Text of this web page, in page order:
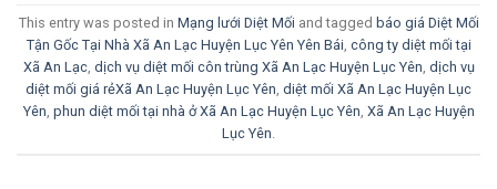
This entry was posted in Mạng lưới Diệt Mối and tagged báo giá Diệt Mối
Tận Gốc Tại Nhà Xã An Lạc Huyện Lục Yên Yên Bái, công ty diệt mối tại
Xã An Lạc, dịch vụ diệt mối côn trùng Xã An Lạc Huyện Lục Yên, dịch vụ
diệt mối giá rẻXã An Lạc Huyện Lục Yên, diệt mối Xã An Lạc Huyện Lục
Yên, phun diệt mối tại nhà ở Xã An Lạc Huyện Lục Yên, Xã An Lạc Huyện
Lục Yên.